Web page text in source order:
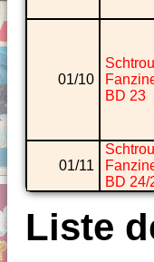
01/10
BD 23
01/11
BD 24/
Liste